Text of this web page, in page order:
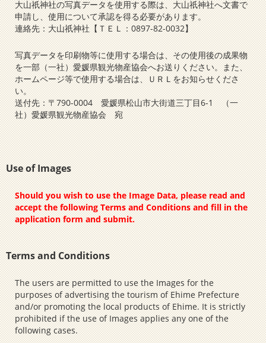
大山祇神社の写真データを使用する際は、大山祇神社へ文書で
申請し、使用について承認を得る必要があります。
連絡先：大山祇神社【ＴＥＬ：0897-82-0032】
写真データを印刷物等に使用する場合は、その使用後の成果物
を一部（一社）愛媛県観光物産協会へお送りください。また、
ホームページ等で使用する場合は、ＵＲＬをお知らせくださ
い。
送付先：〒790-0004 愛媛県松山市大街道三丁目6-1 （一
社）愛媛県観光物産協会 宛
Use of Images
Should you wish to use the Image Data, please read and
accept the following Terms and Conditions and fill in the
application form and submit.
Terms and Conditions
The users are permitted to use the Images for the
purposes of advertising the tourism of Ehime Prefecture
and/or promoting the local products of Ehime. It is strictly
prohibited if the use of Images applies any one of the
following cases.